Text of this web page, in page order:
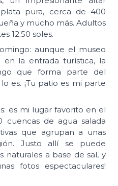
pura, cerca de 400
y mucho más. Adultos
12.50 soles.
aunque el museo
en la entrada turística, la
que forma parte del
es. ¡Tu patio es mi parte
es mi lugar favorito en el
cuencas de agua salada
que agrupan a unas
Justo allí se puede
naturales a base de sal, y
fotos espectaculares!